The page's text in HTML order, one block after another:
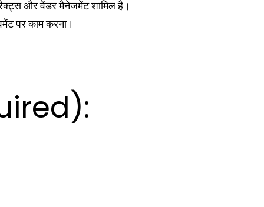
और वेंडर मैनेजमेंट शामिल है।
पर काम करना।